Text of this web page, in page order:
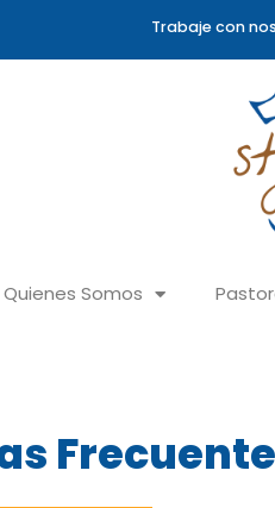
Trabaje con
Quienes Somos